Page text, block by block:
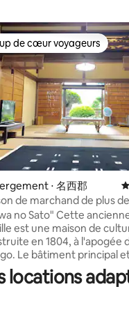
5sur la base de 382
de cœur voyageurs
de cœur voyageurs
⋅ 名西郡
de marchand de plus
de récolte de
de saison
Cette ancienne maison
est une maison de
en 1804, à l'apogée
Le bâtiment principal
pour le stockage de
démolis en raison de
locations